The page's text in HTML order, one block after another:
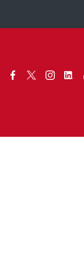
Seguici SeguiciSeguici